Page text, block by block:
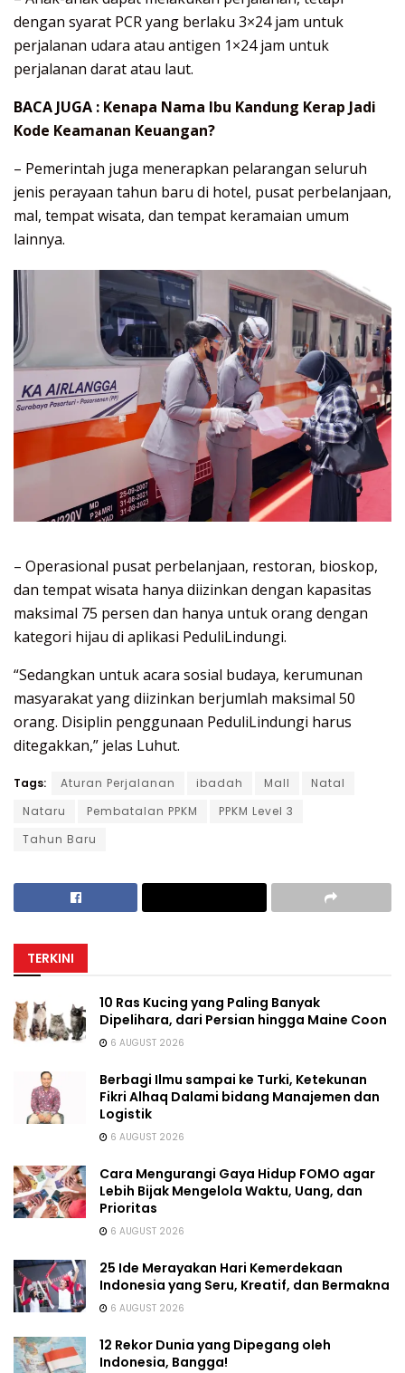
dengan syarat PCR yang berlaku 3×24 jam untuk
perjalanan udara atau antigen 1×24 jam untuk
perjalanan darat atau laut.
BACA JUGA : Kenapa Nama Ibu Kandung Kerap Jadi
Kode Keamanan Keuangan?
– Pemerintah juga menerapkan pelarangan seluruh
jenis perayaan tahun baru di hotel, pusat perbelanjaan,
mal, tempat wisata, dan tempat keramaian umum
lainnya.
– Operasional pusat perbelanjaan, restoran, bioskop,
dan tempat wisata hanya diizinkan dengan kapasitas
maksimal 75 persen dan hanya untuk orang dengan
kategori hijau di aplikasi PeduliLindungi.
“Sedangkan untuk acara sosial budaya, kerumunan
masyarakat yang diizinkan berjumlah maksimal 50
orang. Disiplin penggunaan PeduliLindungi harus
ditegakkan,” jelas Luhut.
Tags: Aturan Perjalanan ibadah Mall
Natal
Nataru
Pembatalan PPKM
PPKM Level 3
Tahun Baru
TERKINI
10 Ras Kucing yang Paling Banyak
Dipelihara, dari Persian hingga Maine Coon
6 AUGUST 2026
Berbagi Ilmu sampai ke Turki, Ketekunan
Fikri Alhaq Dalami bidang Manajemen dan
Logistik
6 AUGUST 2026
Cara Mengurangi Gaya Hidup FOMO agar
Lebih Bijak Mengelola Waktu, Uang, dan
Prioritas
6 AUGUST 2026
25 Ide Merayakan Hari Kemerdekaan
Indonesia yang Seru, Kreatif, dan Bermakna
6 AUGUST 2026
12 Rekor Dunia yang Dipegang oleh
Indonesia, Bangga!